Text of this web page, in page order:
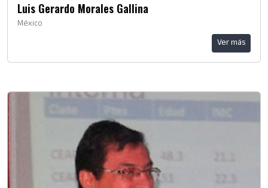
Luis Gerardo Morales Gallina
México
Ver más